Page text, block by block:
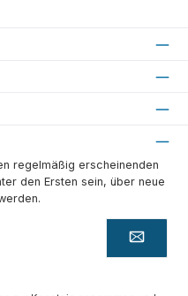
regelmäßig erscheinenden
den Ersten sein, über neue